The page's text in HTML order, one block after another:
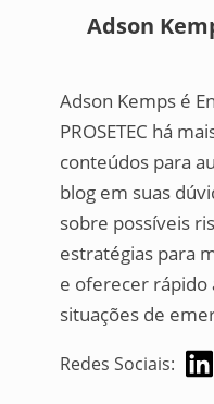
Adson
Adson Kemps é
PROSETEC há
conteúdos para
blog em suas
sobre possíveis
estratégias para
e oferecer
situações de
Redes Sociais: